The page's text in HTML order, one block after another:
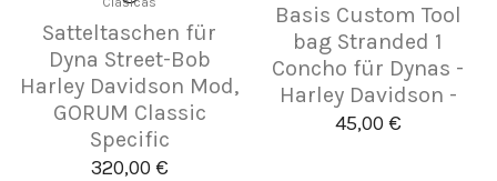
Satteltaschen für
Dyna Street-Bob
Harley Davidson Mod,
GORUM Classic
Specific
320,00 €
Basis Custom Tool
bag Stranded 1
Concho für Dynas -
Harley Davidson -
45,00 €